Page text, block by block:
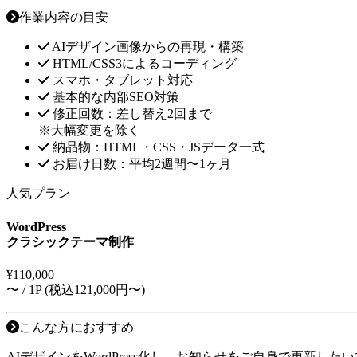
作業内容の目安
AIデザイン画像からの再現・構築
HTML/CSS3によるコーディング
スマホ・タブレット対応
基本的な内部SEO対策
修正回数：差し替え2回まで
※大幅変更を除く
納品物：HTML・CSS・JSデータ一式
お届け日数：平均2週間〜1ヶ月
人気プラン
WordPress
クラシックテーマ制作
¥110,000
〜 / 1P (税込121,000円〜)
こんな方におすすめ